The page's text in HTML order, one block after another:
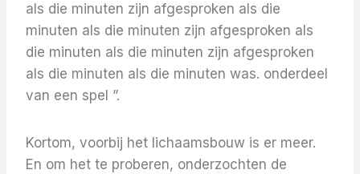
als die minuten zijn afgesproken als die
minuten als die minuten zijn afgesproken als
die minuten als die minuten zijn afgesproken
als die minuten als die minuten was. onderdeel
van een spel ”.
Kortom, voorbij het lichaamsbouw is er meer.
En om het te proberen, onderzochten de